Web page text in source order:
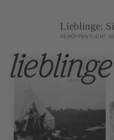
Lieblinge:
VERÖFFENTLICHT